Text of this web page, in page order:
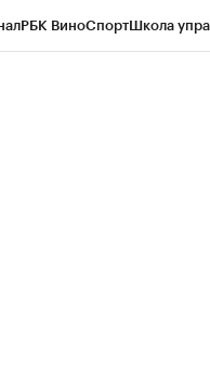
РБК ВиноСпортШкола